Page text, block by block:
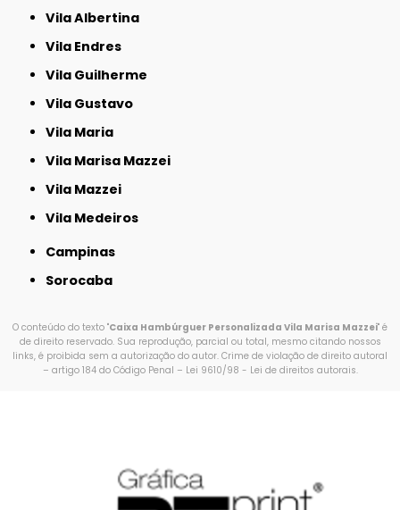
Vila Albertina
Vila Endres
Vila Guilherme
Vila Gustavo
Vila Maria
Vila Marisa Mazzei
Vila Mazzei
Vila Medeiros
Campinas
Sorocaba
O conteúdo do texto "Caixa Hambúrguer Personalizada Vila Marisa Mazzei" é
de direito reservado. Sua reprodução, parcial ou total, mesmo citando nossos
links, é proibida sem a autorização do autor. Crime de violação de direito autoral
– artigo 184 do Código Penal – Lei 9610/98 - Lei de direitos autorais.